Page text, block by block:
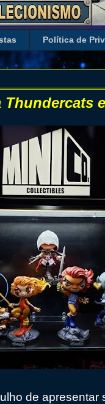
Política de
de apresentar